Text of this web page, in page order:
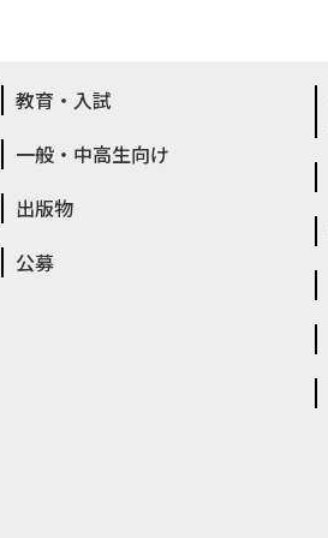
教育・入試
一般・中高生向け
出版物
公募